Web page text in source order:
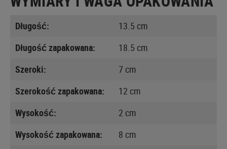
Długość:
13.5 cm
Długość zapakowana:
18.5 cm
Szeroki:
7 cm
Szerokość zapakowana:
12 cm
Wysokość:
2 cm
Wysokość zapakowana:
8 cm